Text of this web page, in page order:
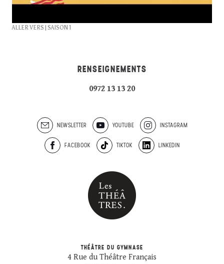
ALLER VERS | SAISON 1
RENSEIGNEMENTS
0972 13 13 20
NEWSLETTER YOUTUBE INSTAGRAM
FACEBOOK TIKTOK LINKEDIN
THÉÂTRE DU GYMNASE
4 Rue du Théâtre Français